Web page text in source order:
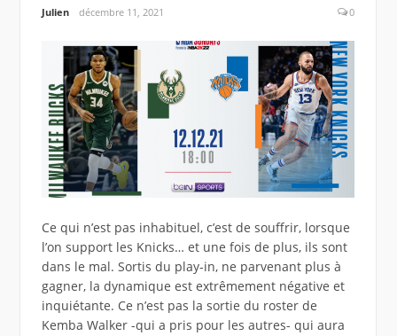
Julien décembre 11, 2021 0
Ce qui n’est pas inhabituel, c’est de souffrir, lorsque
l’on support les Knicks… et une fois de plus, ils sont
dans le mal. Sortis du play-in, ne parvenant plus à
gagner, la dynamique est extrêmement négative et
inquiétante. Ce n’est pas la sortie du roster de
Kemba Walker -qui a pris pour les autres- qui aura